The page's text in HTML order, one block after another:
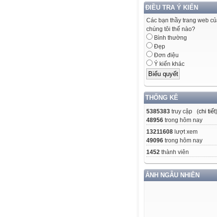
ĐIỀU TRA Ý KIẾN
Các bạn thầy trang web
chúng tôi thế nào?
Bình thường
Đẹp
Đơn điệu
Ý kiến khác
THỐNG KÊ
5385383 truy cập (chi tiết)
48956 trong hôm nay
13211608 lượt xem
49096 trong hôm nay
1452 thành viên
ẢNH NGẪU NHIÊN